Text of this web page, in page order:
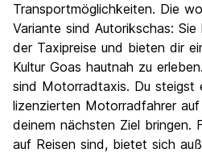
Transportmöglichkeiten. Die
Variante sind Autorikschas:
der Taxipreise und bieten dir
Kultur Goas hautnah zu
sind Motorradtaxis. Du steigst
lizenzierten Motorradfahrer
deinem nächsten Ziel bringen.
auf Reisen sind, bietet sich